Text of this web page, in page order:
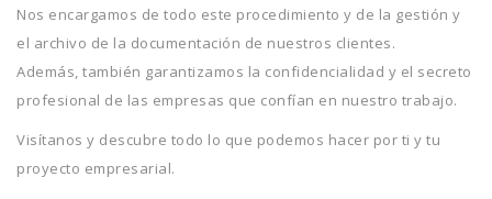
Nos encargamos de todo este procedimiento y de la gestión y
el archivo de la documentación de nuestros clientes.
Además, también garantizamos la confidencialidad y el secreto
profesional de las empresas que confían en nuestro trabajo.
Visítanos y descubre todo lo que podemos hacer por ti y tu
proyecto empresarial.